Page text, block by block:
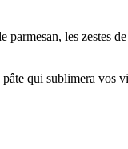
les zestes
qui sublimera vos